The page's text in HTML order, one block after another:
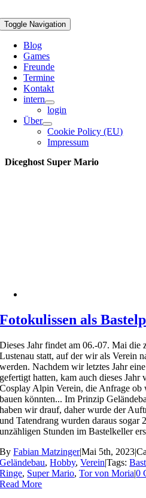
Toggle Navigation
Blog
Games
Freunde
Termine
Kontakt
intern
login
Über
Cookie Policy (EU)
Impressum
Diceghost Super Mario
Fotokulissen als
Dieses Jahr findet am 06.-07. Mai
Lustenau statt, auf der wir als Verein
werden. Nachdem wir letztes Jahr
gefertigt hatten, kam auch dieses Jahr
Cosplay Alpin Verein, die Anfrage ob
bauen könnten... Im Prinzip
haben wir drauf, daher wurde der
und Tatendrang wurden daraus sogar
unzähligen Stunden im Bastelkeller
ByFabian Matzinger|Mai 5th, 2023|
Geländebau,Hobby,Verein|Tags:
Ringe, Super Mario,Tor von Moria|0
Read More